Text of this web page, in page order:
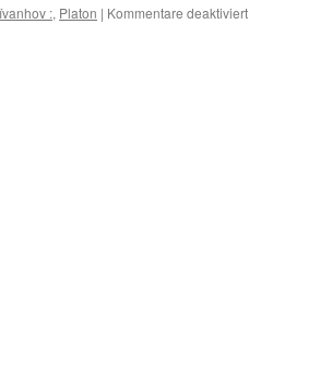
:, Platon | Kommentare deaktiviertfür